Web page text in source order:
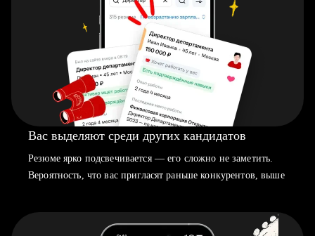
Вас выделяют среди других кандидатов
Резюме ярко подсвечивается — его сложно не заметить.
Вероятность, что вас пригласят раньше конкурентов, выше